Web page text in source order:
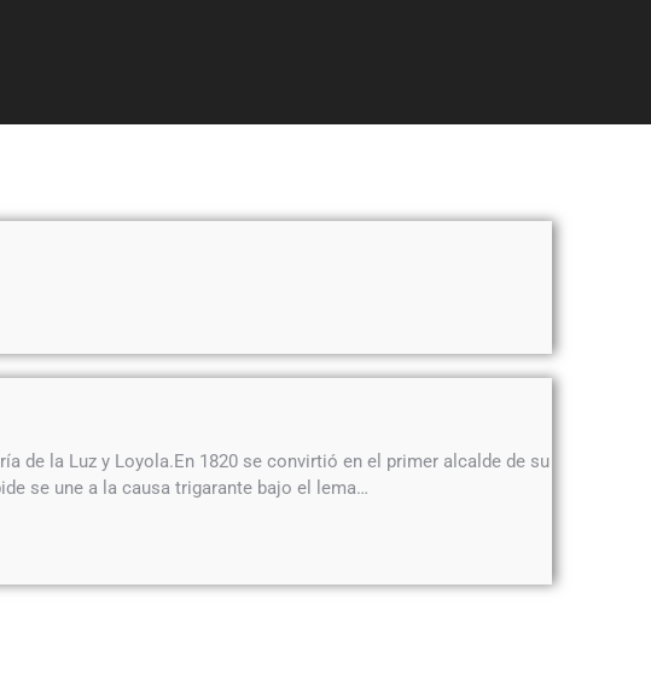
de la Luz y Loyola.En 1820 se convirtió en el primer alcalde de su
se une a la causa trigarante bajo el lema…